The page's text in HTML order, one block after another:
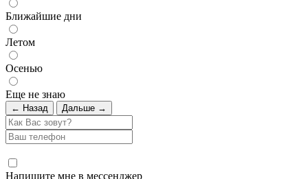
Ближайшие дни
Летом
Осенью
Еще не знаю
← Назад Дальше →
Напишите мне в мессенджер